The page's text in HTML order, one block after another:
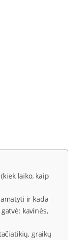
laiko, kaip
ir kada
kavinės,
graikų